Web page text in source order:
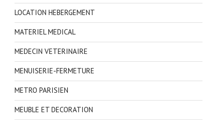
LOCATION HEBERGEMENT
MATERIEL MEDICAL
MEDECIN VETERINAIRE
MENUISERIE-FERMETURE
METRO PARISIEN
MEUBLE ET DECORATION